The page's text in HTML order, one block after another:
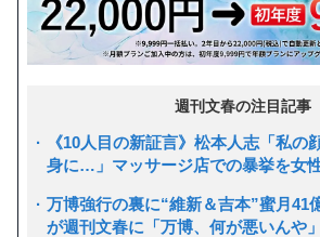
週刊文春の注目記事
《10人目の新証言》松本人志「私の
身に…」マッサージ店での暴挙を女
万博強行の裏に“維新＆吉本”蜜月
が週刊文春に「万博、何が悪いんや」